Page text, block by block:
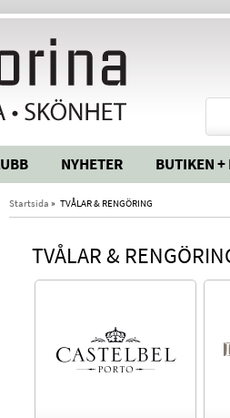
NYHETER BUTIKEN +
Startsida » TVÅLAR & RENGÖRING
TVÅLAR &